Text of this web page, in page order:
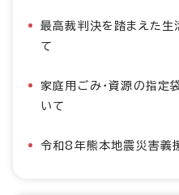
最高裁判決を踏まえた
て
家庭用ごみ・資源の指定
いて
令和8年熊本地震災害義